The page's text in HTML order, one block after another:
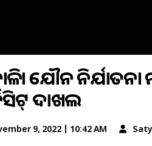
ଯୌନ
ଦାଖଲ
9, 2022 | 10:42 AM